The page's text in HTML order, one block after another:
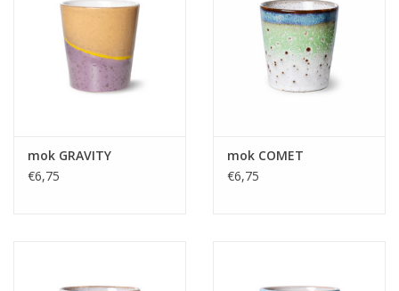
mok GRAVITY
€6,75
mok COMET
€6,75